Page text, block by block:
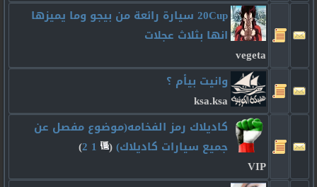
20Cup سيارة رائعة من بيجو وما يميزها
انها بثلاث عجلات
vegeta
وانيت بيأم ؟
ksa.ksa
كاديلاك رمز الفخامه(موضوع مفصل عن
جميع سيارات كاديلاك)‏
(
1
2
)
VIP